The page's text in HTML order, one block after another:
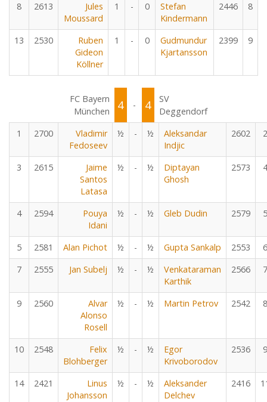
8 2613
Jules
Moussard
1 - 0
Stefan
Kindermann
2446 8
13 2530
Ruben
Gideon
Köllner
1 - 0
Gudmundur
Kjartansson
2399 9
FC Bayern
München
4 - 4
SV
Deggendorf
1
2700
Vladimir
Fedoseev
½ - ½
Aleksandar
Indjic
2602 2
3 2615
Jaime
Santos
Latasa
½ - ½
Diptayan
Ghosh
2573 4
4 2594
Pouya
Idani
½ - ½ Gleb Dudin 2579 5
5 2581 Alan Pichot ½ - ½ Gupta Sankalp 2553
6
7
2555 Jan Subelj ½ - ½
Venkataraman
Karthik
2566 7
9 2560
Alvar
Alonso
Rosell
½ - ½ Martin Petrov 2542 8
10 2548
Felix
Blohberger
½ - ½
Egor
Krivoborodov
2536 9
14 2421
Linus
Johansson
½ - ½
Aleksander
Delchev
2416